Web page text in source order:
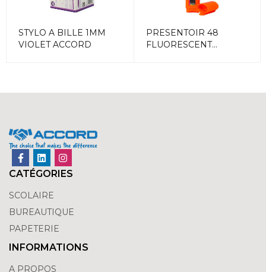
STYLO A BILLE 1MM
VIOLET ACCORD
PRESENTOIR 48
FLUORESCENT
CATÉGORIES
SCOLAIRE
BUREAUTIQUE
PAPETERIE
INFORMATIONS
A PROPOS